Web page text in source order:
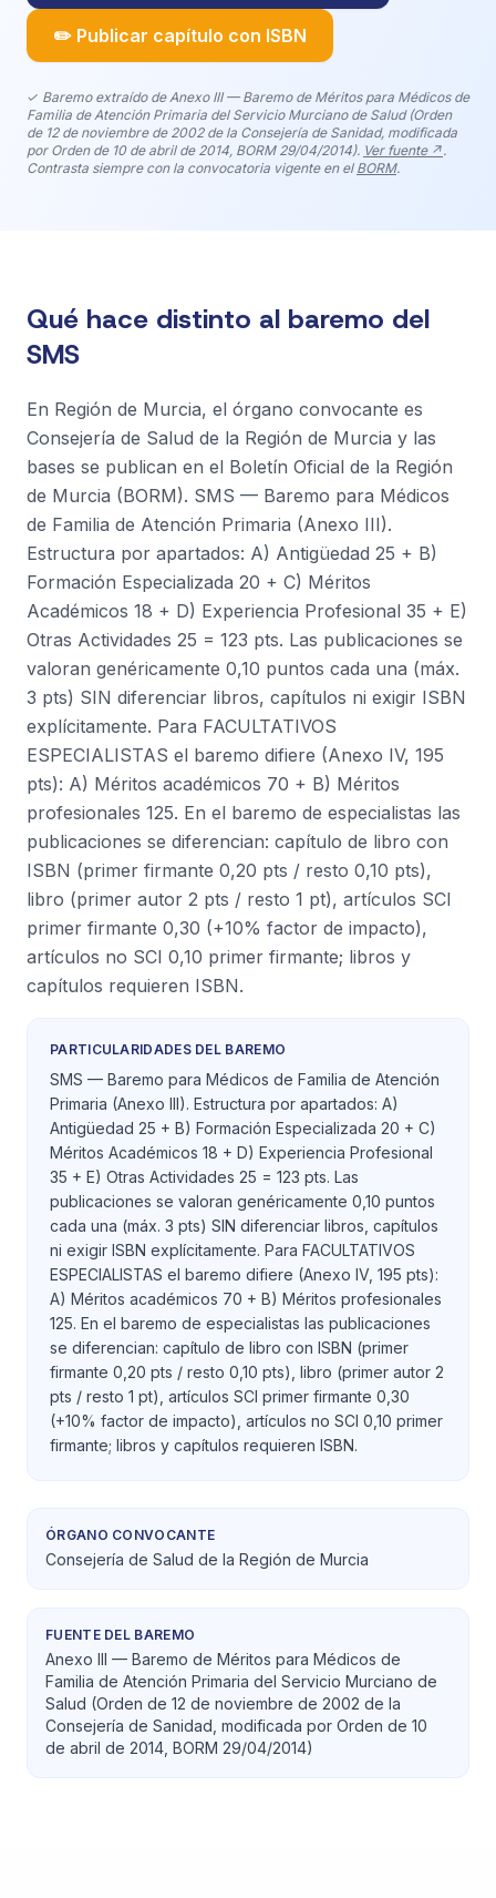
✏️ Publicar capítulo con ISBN
✓ Baremo extraído de Anexo III — Baremo de Méritos para Médicos de
Familia de Atención Primaria del Servicio Murciano de Salud (Orden
de 12 de noviembre de 2002 de la Consejería de Sanidad, modificada
por Orden de 10 de abril de 2014, BORM 29/04/2014). Ver fuente ↗.
Contrasta siempre con la convocatoria vigente en el BORM.
Qué hace distinto al baremo del
SMS
En Región de Murcia, el órgano convocante es
Consejería de Salud de la Región de Murcia y las
bases se publican en el Boletín Oficial de la Región
de Murcia (BORM). SMS — Baremo para Médicos
de Familia de Atención Primaria (Anexo III).
Estructura por apartados: A) Antigüedad 25 + B)
Formación Especializada 20 + C) Méritos
Académicos 18 + D) Experiencia Profesional 35 + E)
Otras Actividades 25 = 123 pts. Las publicaciones se
valoran genéricamente 0,10 puntos cada una (máx.
3 pts) SIN diferenciar libros, capítulos ni exigir ISBN
explícitamente. Para FACULTATIVOS
ESPECIALISTAS el baremo difiere (Anexo IV, 195
pts): A) Méritos académicos 70 + B) Méritos
profesionales 125. En el baremo de especialistas las
publicaciones se diferencian: capítulo de libro con
ISBN (primer firmante 0,20 pts / resto 0,10 pts),
libro (primer autor 2 pts / resto 1 pt), artículos SCI
primer firmante 0,30 (+10% factor de impacto),
artículos no SCI 0,10 primer firmante; libros y
capítulos requieren ISBN.
PARTICULARIDADES DEL BAREMO
SMS — Baremo para Médicos de Familia de Atención
Primaria (Anexo III). Estructura por apartados: A)
Antigüedad 25 + B) Formación Especializada 20 + C)
Méritos Académicos 18 + D) Experiencia Profesional
35 + E) Otras Actividades 25 = 123 pts. Las
publicaciones se valoran genéricamente 0,10 puntos
cada una (máx. 3 pts) SIN diferenciar libros, capítulos
ni exigir ISBN explícitamente. Para FACULTATIVOS
ESPECIALISTAS el baremo difiere (Anexo IV, 195 pts):
A) Méritos académicos 70 + B) Méritos profesionales
125. En el baremo de especialistas las publicaciones
se diferencian: capítulo de libro con ISBN (primer
firmante 0,20 pts / resto 0,10 pts), libro (primer autor 2
pts / resto 1 pt), artículos SCI primer firmante 0,30
(+10% factor de impacto), artículos no SCI 0,10 primer
firmante; libros y capítulos requieren ISBN.
ÓRGANO CONVOCANTE
Consejería de Salud de la Región de Murcia
FUENTE DEL BAREMO
Anexo III — Baremo de Méritos para Médicos de
Familia de Atención Primaria del Servicio Murciano de
Salud (Orden de 12 de noviembre de 2002 de la
Consejería de Sanidad, modificada por Orden de 10
de abril de 2014, BORM 29/04/2014)